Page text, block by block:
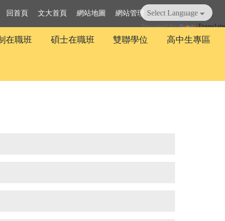
Powered by Translate
回首頁 文大首頁 網站地圖 網站管理
在職班 碩士在職班 雙聯學位 高中生專區